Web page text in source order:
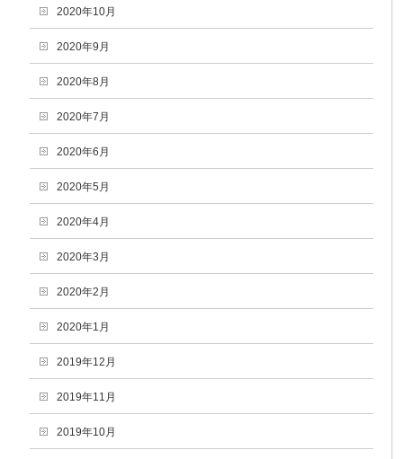
2020年10月
2020年9月
2020年8月
2020年7月
2020年6月
2020年5月
2020年4月
2020年3月
2020年2月
2020年1月
2019年12月
2019年11月
2019年10月